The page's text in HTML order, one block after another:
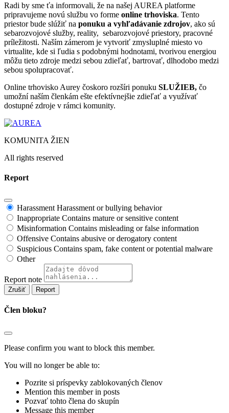
Radi by sme ťa informovali, že na našej AUREA platforme
pripravujeme novú službu vo forme online trhoviska. Tento
priestor bude slúžiť na ponuku a vyhľadávanie zdrojov, ako sú
sebarozvojové služby, reality, sebarozvojové priestory, pracovné
príležitosti. Naším zámerom je vytvoriť zmysluplné miesto vo
virtualite, kde si ľudia s podobnými hodnotami, tvorivou energiou
môžu tieto zdroje medzi sebou zdieľať, bartrovať, dlhodobo medzi
sebou spolupracovať.
Online trhovisko Aurey čoskoro rozšíri ponuku SLUŽIEB, čo
umožní naším členkám ešte efektívnejšie zdieľať a využívať
dostupné zdroje v rámci komunity.
KOMUNITA ŽIEN
All rights reserved
Report
Harassment Harassment or bullying behavior
Inappropriate Contains mature or sensitive content
Misinformation Contains misleading or false information
Offensive Contains abusive or derogatory content
Suspicious Contains spam, fake content or potential malware
Other
Report note
Report
Člen bloku?
Please confirm you want to block this member.
You will no longer be able to:
Pozrite si príspevky zablokovaných členov
Mention this member in posts
Pozvať tohto člena do skupín
Message this member